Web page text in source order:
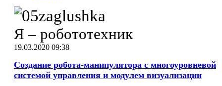
Я – робототехник
19.03.2020 09:38
Создание робота-манипулятора с многоуровневой
системой управления и модулем визуализации